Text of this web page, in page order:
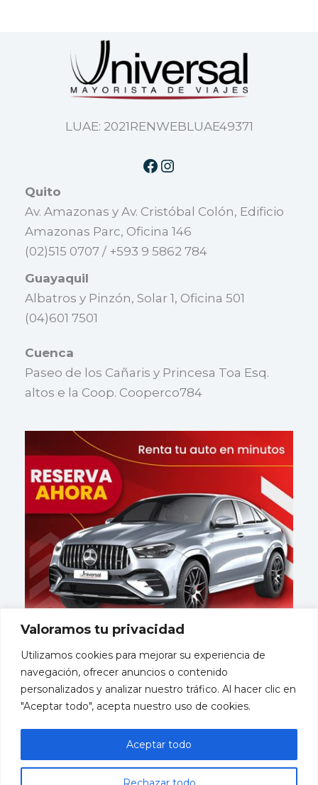
Valoramos tu privacidad
Utilizamos cookies para mejorar su experiencia de
navegación, ofrecer anuncios o contenido
personalizados y analizar nuestro tráfico. Al hacer clic en
"Aceptar todo", acepta nuestro uso de cookies.
Aceptar todo
LUAE: 2021RENWEBLUAE49371
Quito
Av. Amazonas y Av. Cristóbal Colón, Edificio
Amazonas Parc, Oficina 146
(02)515 0707 / +593 9 5862 784
Guayaquil
Albatros y Pinzón, Solar 1, Oficina 501
(04)601 7501
Cuenca
Paseo de los Cañaris y Princesa Toa Esq.
altos e la Coop. Cooperco784
de